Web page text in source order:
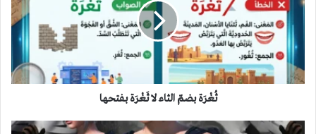
لا
ثَغْرَة
بفتحها
ثُغْرَة بضمّ الثاء لا ثَغْرَة بفتحها
كيف